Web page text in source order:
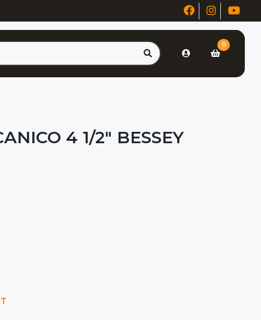
0
4 1/2" BESSEY